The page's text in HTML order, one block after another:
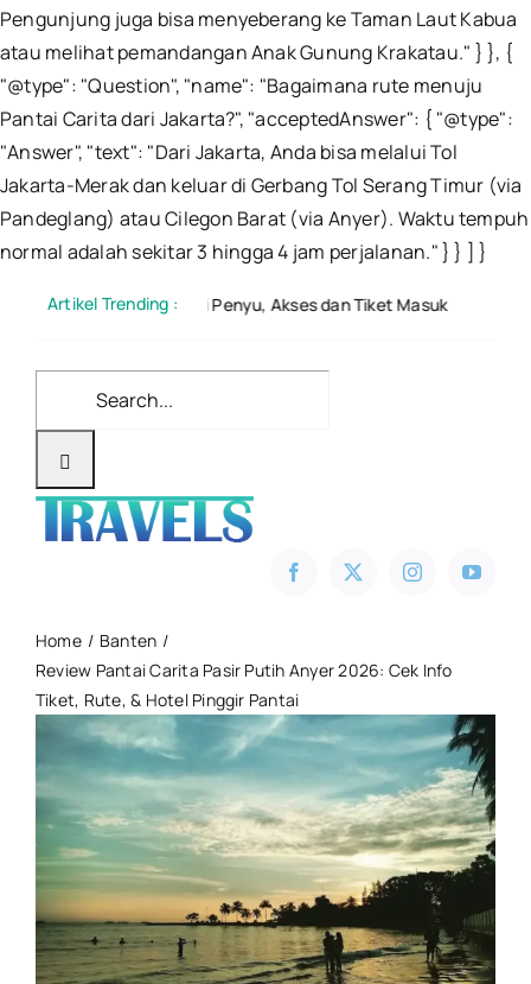
Pengunjung juga bisa menyeberang ke Taman Laut Kabua
atau melihat pemandangan Anak Gunung Krakatau." } }, {
"@type": "Question", "name": "Bagaimana rute menuju
Pantai Carita dari Jakarta?", "acceptedAnswer": { "@type":
"Answer", "text": "Dari Jakarta, Anda bisa melalui Tol
Jakarta-Merak dan keluar di Gerbang Tol Serang Timur (via
Pandeglang) atau Cilegon Barat (via Anyer). Waktu tempuh
normal adalah sekitar 3 hingga 4 jam perjalanan." } } ] }
Artikel Trending :
Penyu, Akses dan Tiket Masuk Gunung
Home
Banten
Review Pantai Carita Pasir Putih Anyer 2026: Cek Info
Tiket, Rute, & Hotel Pinggir Pantai